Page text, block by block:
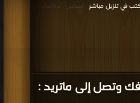
وتصل إلى ماتريد :
كتب في تنزيل مباشر | التحميل : مرة/مرات